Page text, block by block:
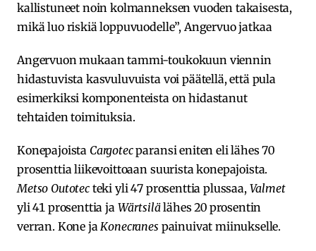
kallistuneet noin kolmanneksen vuoden takaisesta,
mikä luo riskiä loppuvuodelle”, Angervuo jatkaa
Angervuon mukaan tammi-toukokuun viennin
hidastuvista kasvuluvuista voi päätellä, että pula
esimerkiksi komponenteista on hidastanut
tehtaiden toimituksia.
Konepajoista Cargotecparansi eniten eli lähes 70
prosenttia liikevoittoaan suurista konepajoista.
Metso Outotecteki yli 47 prosenttia plussaa, Valmet
yli 41 prosenttia ja Wärtsilälähes 20 prosentin
verran. Kone jaKonecranespainuivat miinukselle.